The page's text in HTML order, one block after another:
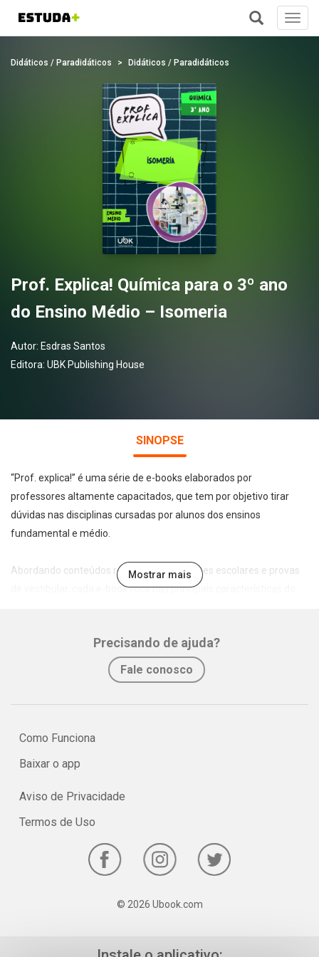
Didáticos / Paradidáticos Didáticos / Paradidáticos
Prof. Explica! Química para o 3º ano
do Ensino Médio – Isomeria
Autor: Esdras Santos
Editora: UBK Publishing House
SINOPSE
“Prof. explica!” é uma série de e-books elaborados por
professores altamente capacitados, que tem por objetivo tirar
dúvidas nas disciplinas cursadas por alunos dos ensinos
fundamental e médio.
Abordando conteúdos recorrentes em testes escolares e provas
de vestibular, cada e-book foca nas principais características do
No e-book “Prof. explica!” Química para o 3º ano do Ensino Médio
serão vistos os principais pontos sobre Isomeria!
Mostrar mais
Precisando de ajuda?
Fale conosco
Como Funciona
Baixar o app
Aviso de Privacidade
Termos de Uso
© 2026 Ubook.com